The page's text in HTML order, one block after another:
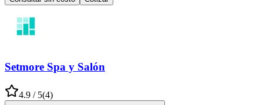
Setmore Spa y Salón
4.9 / 5(4)